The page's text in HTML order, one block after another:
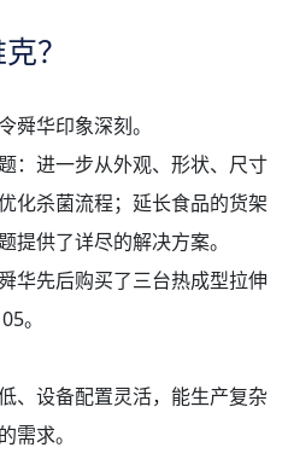
？
舜华印象深刻。
：进一步从外观、形状、尺寸
化杀菌流程；延长食品的货架
提供了详尽的解决方案。
华先后购买了三台热成型拉伸
。
、设备配置灵活，能生产复杂
需求。